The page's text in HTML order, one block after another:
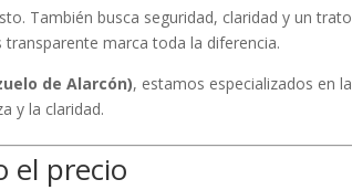
También busca seguridad, claridad y un trato
marca toda la diferencia.
de Alarcón), estamos especializados en la
y la claridad.
el precio